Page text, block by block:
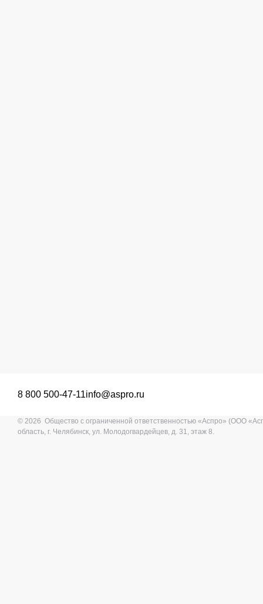
8 800 500-47-11info@aspro.ru
© 2026 Общество с ограниченной ответственностью «Аспро» (ООО
область, г. Челябинск, ул. Молодогвардейцев, д. 31, этаж 8.